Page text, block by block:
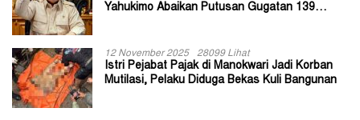
Yahukimo Abaikan Putusan Gugatan 139
12 November 2025 28099 Lihat
Istri Pejabat Pajak di Manokwari Jadi Korban
Mutilasi, Pelaku Diduga Bekas Kuli Bangunan